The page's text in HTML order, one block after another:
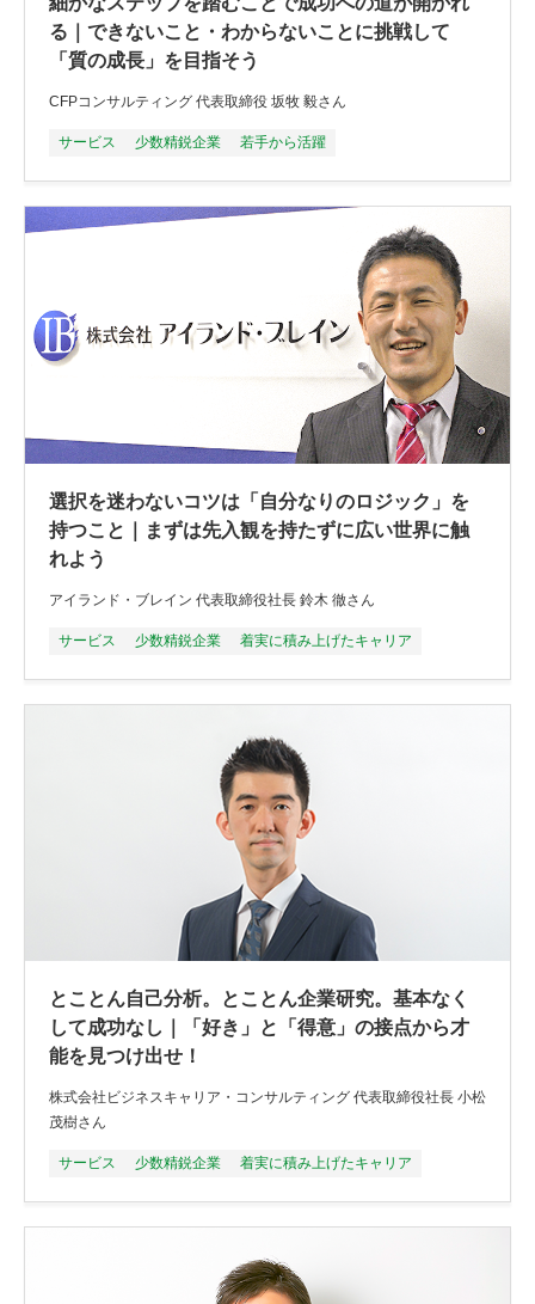
る｜できないこと・わからないことに挑戦して
「質の成長」を目指そう
CFPコンサルティング 代表取締役 坂牧 毅さん
サービス 少数精鋭企業 若手から活躍
選択を迷わないコツは「自分なりのロジック」を
持つこと｜まずは先入観を持たずに広い世界に触
れよう
アイランド・ブレイン 代表取締役社長 鈴木 徹さん
サービス 少数精鋭企業 着実に積み上げたキャリア
とことん自己分析。とことん企業研究。基本なく
して成功なし｜「好き」と「得意」の接点から才
能を見つけ出せ！
株式会社ビジネスキャリア・コンサルティング 代表取締役社長 小松
茂樹さん
サービス 少数精鋭企業 着実に積み上げたキャリア